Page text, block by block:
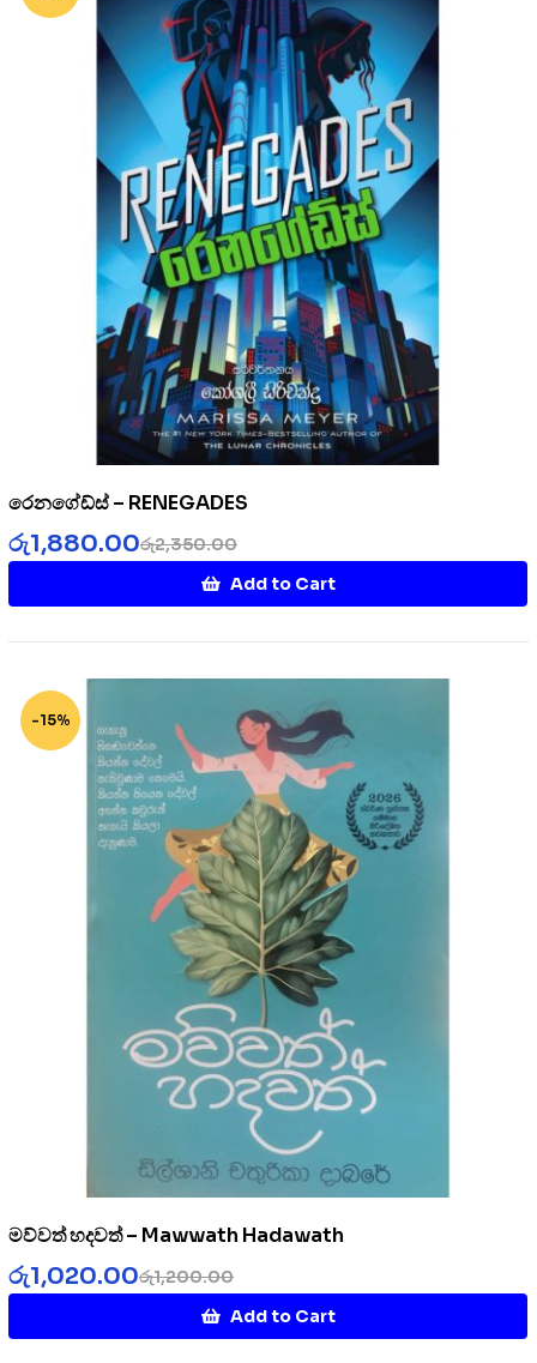
රෙනගේඩ්ස් – RENEGADES
රු2,350.00
රු1,880.00
Add to Cart
-15%
මව්වත් හදවත් – Mawwath Hadawath
රු1,200.00
රු1,020.00
Add to Cart